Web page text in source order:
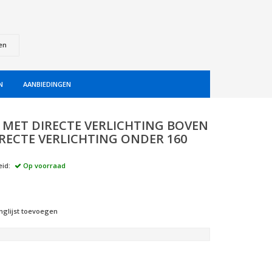
AANBIEDINGEN
MET DIRECTE VERLICHTING BOVEN
VERLICHTING ONDER 160
Op voorraad
toevoegen